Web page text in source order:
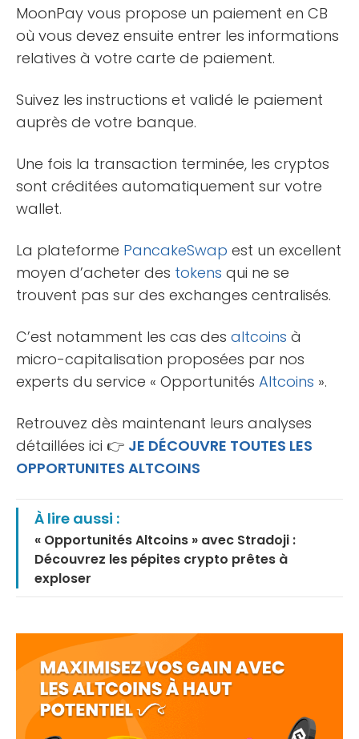
MoonPay vous propose un paiement en CB
où vous devez ensuite entrer les informations
relatives à votre carte de paiement.
Suivez les instructions et validé le paiement
auprès de votre banque.
Une fois la transaction terminée, les cryptos
sont créditées automatiquement sur votre
wallet.
La plateforme PancakeSwap est un excellent
moyen d’acheter des tokens qui ne se
trouvent pas sur des exchanges centralisés.
C’est notamment les cas des altcoins à
micro-capitalisation proposées par nos
experts du service « Opportunités Altcoins ».
Retrouvez dès maintenant leurs analyses
détaillées ici 👉 JE DÉCOUVRE TOUTES LES
OPPORTUNITES ALTCOINS
À lire aussi :
« Opportunités Altcoins » avec Stradoji :
Découvrez les pépites crypto prêtes à
exploser